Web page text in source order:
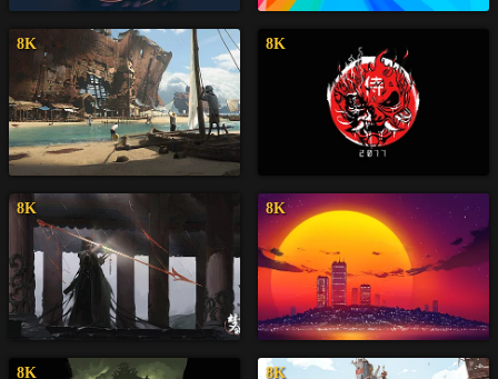
8K 8K
8K 8K
8K 8K